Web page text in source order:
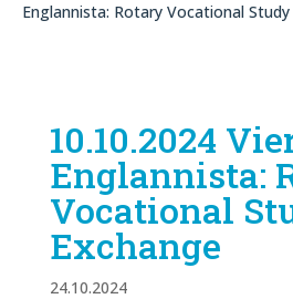
Englannista: Rotary Vocational Study
10.10.2024
Englannista:
Vocational
Exchange
24.10.2024